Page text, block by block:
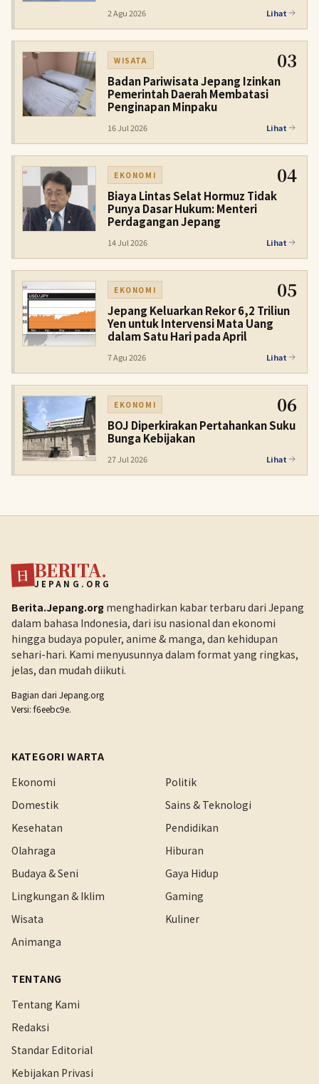
2 Agu 2026 Lihat
WISATA 03
Badan Pariwisata Jepang Izinkan
Pemerintah Daerah Membatasi
Penginapan Minpaku
16 Jul 2026 Lihat
EKONOMI 04
Biaya Lintas Selat Hormuz Tidak
Punya Dasar Hukum: Menteri
Perdagangan Jepang
14 Jul 2026 Lihat
EKONOMI 05
Jepang Keluarkan Rekor 6,2 Triliun
Yen untuk Intervensi Mata Uang
dalam Satu Hari pada April
7 Agu 2026 Lihat
EKONOMI 06
BOJ Diperkirakan Pertahankan Suku
Bunga Kebijakan
27 Jul 2026 Lihat
日 BERITA.
JEPANG.ORG
Berita.Jepang.org menghadirkan kabar terbaru dari Jepang
dalam bahasa Indonesia, dari isu nasional dan ekonomi
hingga budaya populer, anime & manga, dan kehidupan
sehari-hari. Kami menyusunnya dalam format yang ringkas,
jelas, dan mudah diikuti.
Bagian dari Jepang.org
Versi: f6eebc9e.
KATEGORI WARTA
Ekonomi
Politik
Domestik
Sains & Teknologi
Kesehatan
Pendidikan
Olahraga
Hiburan
Budaya & Seni
Gaya Hidup
Lingkungan & Iklim
Gaming
Wisata
Kuliner
Animanga
TENTANG
Tentang Kami
Redaksi
Standar Editorial
Kebijakan Privasi